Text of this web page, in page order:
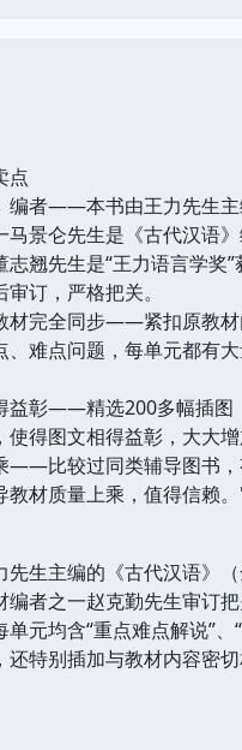
点
者——本书由王力先生主
马景仑先生是《古代汉语
志翘先生是“王力语言学
订，严格把关。
完全同步——紧扣原教材
、难点问题，每单元都有
彰——精选200多幅插图，
得图文相得益彰，大大
比较过同类辅导图书，
教材质量上乘，值得信赖。'
主编的《古代汉语》（
编者之一赵克勤先生审订
元均含“重点难点解说”
还特别插加与教材内容密